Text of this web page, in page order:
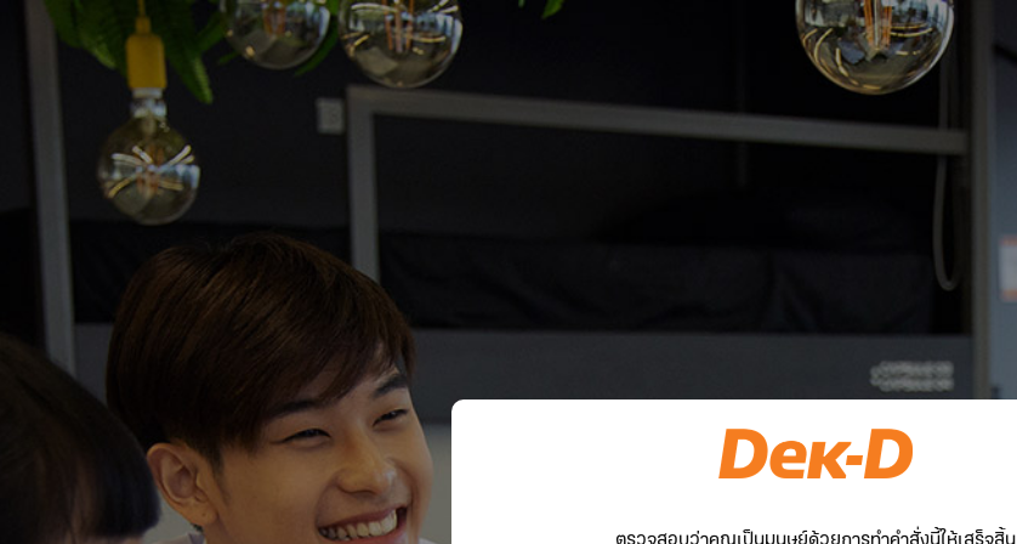
ตรวจสอบว่าคุณเป็นมนุษย์ด้วยการทำคำสั่งนี้ให้เสร็จสิ้น